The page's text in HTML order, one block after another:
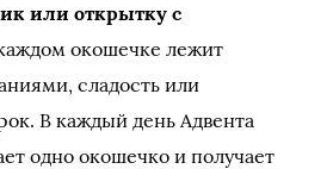
или открытку с
окошечке лежит
сладость или
В каждый день Адвента
одно окошечко и получает